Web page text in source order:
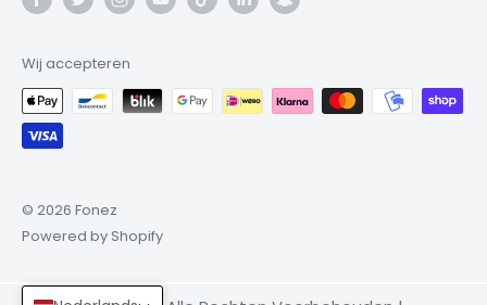
Wij accepteren
© 2026 Fonez
Powered by Shopify